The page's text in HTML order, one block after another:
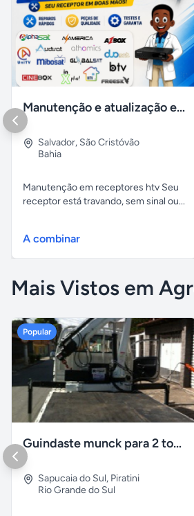
Manutenção e atualização em receptores Htv em Salvador Ba
Salvador, São Cristóvão
Bahia
Manutenção em receptores htv Seu
receptor está travando, sem sinal ou...
A combinar
Mais Vistos em
Popular
Guindaste munck para 2 toneladas
Sapucaia do Sul, Piratini
Rio Grande do Sul